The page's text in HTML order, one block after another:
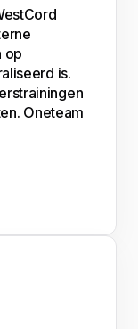
op
is.
Oneteam